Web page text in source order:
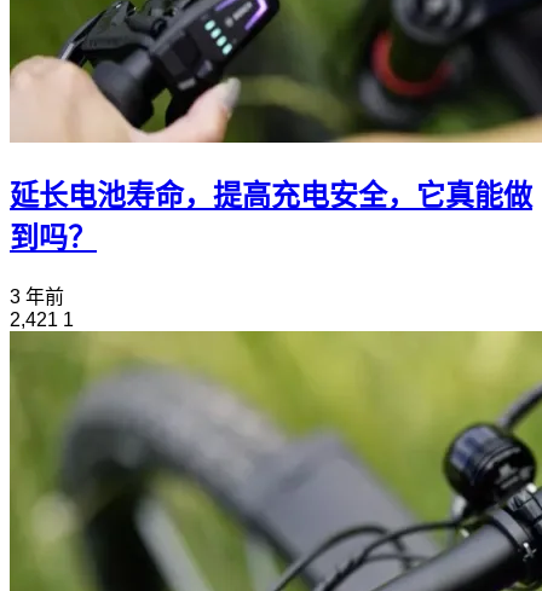
延长电池寿命，提高充电安全，它真能做
到吗？
3 年前
2,421 1